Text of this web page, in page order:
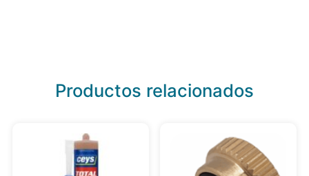
Productos relacionados